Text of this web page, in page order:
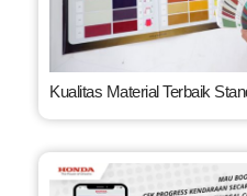
Kualitas Material Terbaik